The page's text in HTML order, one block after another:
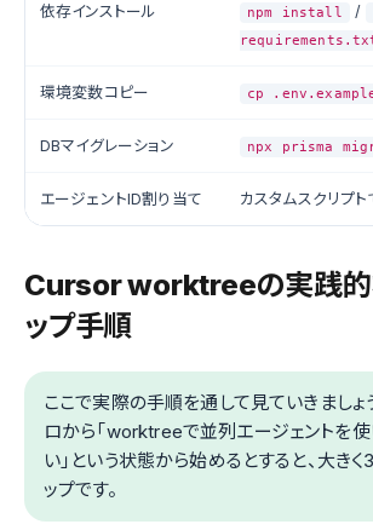
依存インストール npm install /
環境変数コピー cp
DBマイグレーション npx prisma
エージェントID割り当て カスタムスクリプ
Cursor worktreeの実践的
ップ手順
ここで実際の手順を通して見ていきましょ
ロから「worktreeで並列エージェントを
い」という状態から始めるとすると、大きく
ップです。